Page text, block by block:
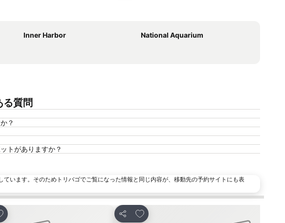
Inner Harbor
National Aquarium
質問
？
トがありますか？
います。そのためトリバゴでご覧になった情報と同じ内容が、移動先の予約サイトにも表
に入りに追加
シェア
お気に入りに追加